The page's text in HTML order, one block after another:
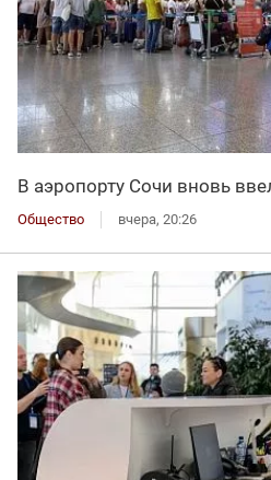
В аэропорту Сочи вновь
Общество вчера, 20:26